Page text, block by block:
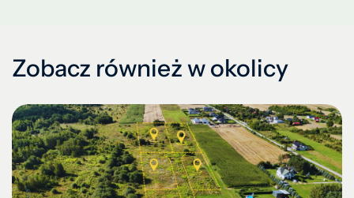
Zobacz również w okolicy